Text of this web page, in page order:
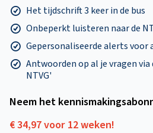
Het tijdschrift 3 keer in de bus
Onbeperkt luisteren naar de
Gepersonaliseerde alerts voor
Antwoorden op al je vragen
NTVG'
Neem het
€ 34,97 voor 12 weken!